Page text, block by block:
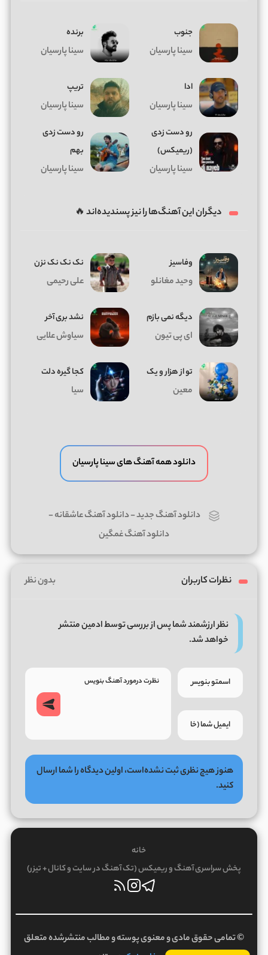
جنوب
سینا پارسیان
برنده
سینا پارسیان
ادا
سینا پارسیان
تریپ
سینا پارسیان
رو دست زدی
(ریمیکس)
سینا پارسیان
رو دست زدی
بهم
سینا پارسیان
دیگران این آهنگ‌ها را نیز پسندیده‌اند 🔥
وفاسیز
وحید مغانلو
نک نک نک نزن
علی رحیمی
دیگه نمی بازم
ای پی تیون
نشد بری آخر
سیاوش علایی
تو از هزار و یک
معین
کجا گیره دلت
سیا
دانلود همه آهنگ های سینا پارسیان
دانلود آهنگ جدید-دانلود آهنگ عاشقانه-
دانلود آهنگ غمگین
نظرات کاربران بدون نظر
نظر ارزشمند شما پس از بررسی توسط ادمین منتشر
خواهد شد.
هنوز هیچ نظری ثبت نشده‌است، اولین دیدگاه را شما ارسال
کنید.
خانه
پخش سراسری آهنگ و ریمیکس (تک آهنگ در سایت و کانال + تیزر)
© تمامی حقوق مادی و معنوی پوسته و مطالب منتشرشده متعلق